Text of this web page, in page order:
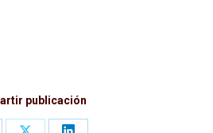
publicación